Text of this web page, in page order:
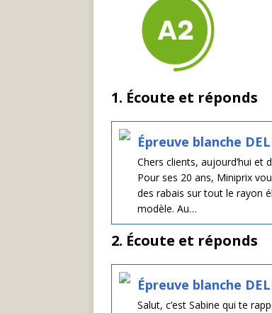
1. Écoute et réponds
Épreuve blanche
Chers clients, aujourd’hui et
Pour ses 20 ans, Miniprix
des rabais sur tout le rayon
modèle. Au…
2. Écoute et réponds
Épreuve blanche
Salut, c’est Sabine qui te